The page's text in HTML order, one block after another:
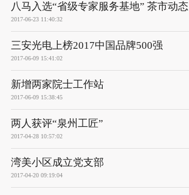
八马入选“省级专家服务基地” 茶市动态
2017-06-23 11:40:32
三安光电上榜2017中国品牌500强
2017-06-09 15:41:02
新增两家院士工作站
2017-06-09 15:38:45
两人获评“泉州工匠”
2017-04-28 10:57:02
湾美小区成立党支部
2017-04-20 09:19:04